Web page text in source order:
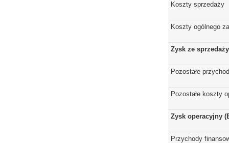
Koszty sprzedaży
Koszty ogólnego
Zysk ze sprzedaży
Pozostałe
Pozostałe koszty
Zysk operacyjny
Przychody